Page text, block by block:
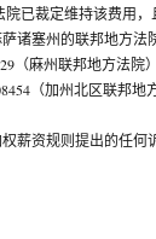
院已裁定维持该费用
诸塞州的联邦地方法
（麻州联邦地方法院
（加州北区联邦地
薪资规则提出的任何